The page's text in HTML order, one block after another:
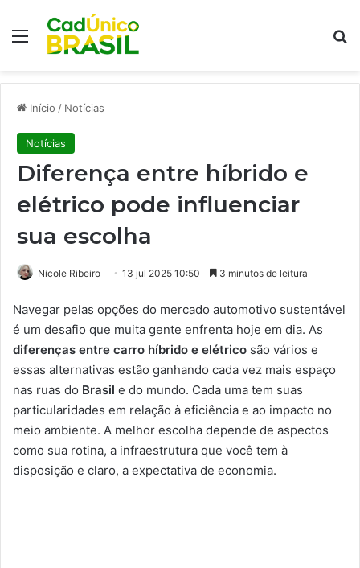
Menu
Início / Notícias
Notícias
Diferença entre híbrido e
elétrico pode influenciar
sua escolha
Nicole Ribeiro 13 jul 2025 10:50 3 minutos de leitura
Navegar pelas opções do mercado automotivo sustentável
é um desafio que muita gente enfrenta hoje em dia. As
diferenças entre carro híbrido e elétrico são vários e
essas alternativas estão ganhando cada vez mais espaço
nas ruas do Brasil e do mundo. Cada uma tem suas
particularidades em relação à eficiência e ao impacto no
meio ambiente. A melhor escolha depende de aspectos
como sua rotina, a infraestrutura que você tem à
disposição e claro, a expectativa de economia.